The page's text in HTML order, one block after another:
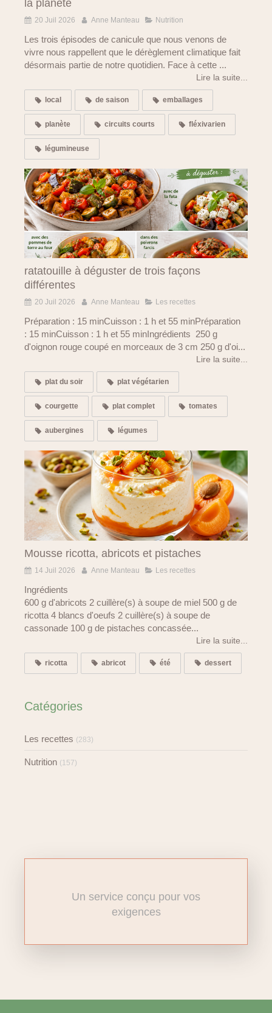
la planète
20 Juil 2026 Anne Manteau Nutrition
Les trois épisodes de canicule que nous venons de
vivre nous rappellent que le dérèglement climatique fait
désormais partie de notre quotidien. Face à cette ...
Lire la suite...
local de saison emballages
planète circuits courts fléxivarien
légumineuse
ratatouille à déguster de trois façons
différentes
20 Juil 2026 Anne Manteau Les recettes
Préparation : 15 minCuisson : 1 h et 55 minPréparation
: 15 minCuisson : 1 h et 55 minIngrédients 250 g
d'oignon rouge coupé en morceaux de 3 cm 250 g d'oi...
Lire la suite...
plat du soir plat végétarien
courgette plat complet tomates
aubergines légumes
Mousse ricotta, abricots et pistaches
14 Juil 2026 Anne Manteau Les recettes
Ingrédients
600 g d'abricots 2 cuillère(s) à soupe de miel 500 g de
ricotta 4 blancs d'oeufs 2 cuillère(s) à soupe de
cassonade 100 g de pistaches concassée...
Lire la suite...
ricotta abricot été dessert
Catégories
Les recettes (283)
Nutrition (157)
Un service conçu pour vos
exigences